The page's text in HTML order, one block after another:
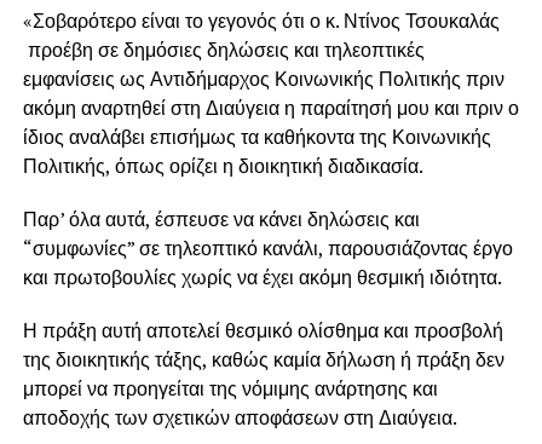
«Σοβαρότερο είναι το γεγονός ότι ο κ. Ντίνος Τσουκαλάς
προέβη σε δημόσιες δηλώσεις και τηλεοπτικές
εμφανίσεις ως Αντιδήμαρχος Κοινωνικής Πολιτικής πριν
ακόμη αναρτηθεί στη Διαύγεια η παραίτησή μου και πριν ο
ίδιος αναλάβει επισήμως τα καθήκοντα της Κοινωνικής
Πολιτικής, όπως ορίζει η διοικητική διαδικασία.
Παρ’ όλα αυτά, έσπευσε να κάνει δηλώσεις και
“συμφωνίες” σε τηλεοπτικό κανάλι, παρουσιάζοντας έργο
και πρωτοβουλίες χωρίς να έχει ακόμη θεσμική ιδιότητα.
Η πράξη αυτή αποτελεί θεσμικό ολίσθημα και προσβολή
της διοικητικής τάξης, καθώς καμία δήλωση ή πράξη δεν
μπορεί να προηγείται της νόμιμης ανάρτησης και
αποδοχής των σχετικών αποφάσεων στη Διαύγεια.